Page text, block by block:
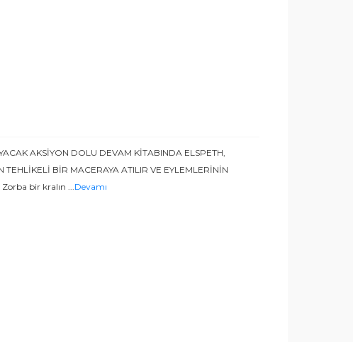
AKSİYON DOLU DEVAM KİTABINDA ELSPETH,
TEHLİKELİ BİR MACERAYA ATILIR VE EYLEMLERİNİN
Zorba bir kralın ...Devamı